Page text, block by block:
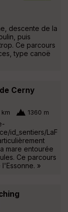
descente de la
puis
Ce parcours
type canoë
Cerny
km 1360 m
id_sentiers/LaF
mare entourée
Ce parcours
»